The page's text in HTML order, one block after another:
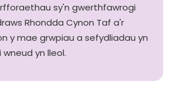
sy'n gwerthfawrogi
Rhondda Cynon Taf a'r
y mae grwpiau a sefydliadau yn
yn lleol.